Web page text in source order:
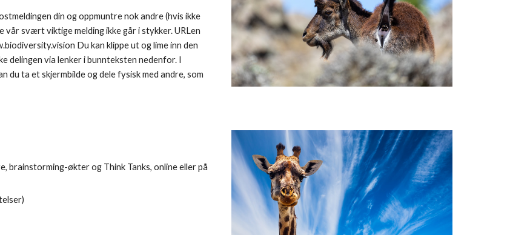
din og oppmuntre nok andre (hvis ikke
vår svært viktige melding ikke går i stykker. URLen
Du kan klippe ut og lime inn den
delingen via lenker i bunnteksten nedenfor. I
ta et skjermbilde og dele fysisk med andre, som
brainstorming-økter og Think Tanks, online eller på